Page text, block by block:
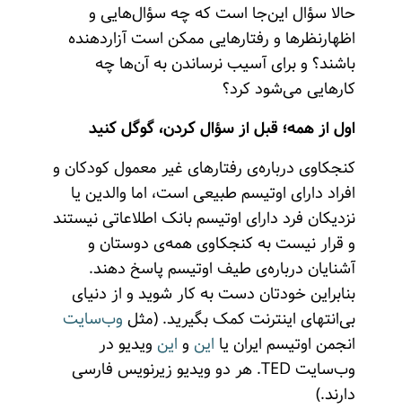
حالا سؤال این‌جا است که چه سؤال‌هایی و
اظهارنظرها و رفتارهایی ممکن است آزاردهنده
باشند؟ و برای آسیب نرساندن به آن‌ها چه
کارهایی می‌شود کرد؟
اول از همه؛ قبل از سؤال کردن، گوگل کنید
کنجکاوی درباره‌ی رفتارهای غیر معمول کودکان و
افراد دارای اوتیسم طبیعی است، اما والدین یا
نزدیکان فرد دارای اوتیسم بانک اطلاعاتی نیستند
و قرار نیست به کنجکاوی همه‌ی دوستان و
آشنایان درباره‌ی طیف اوتیسم پاسخ دهند.
بنابراین خودتان دست به کار شوید و از دنیای
بی‌انتهای اینترنت کمک بگیرید. (مثل وب‌سایت
انجمن اوتیسم ایران یا این و این ویدیو در
وب‌سایت TED. هر دو ویدیو زیرنویس فارسی
دارند.)